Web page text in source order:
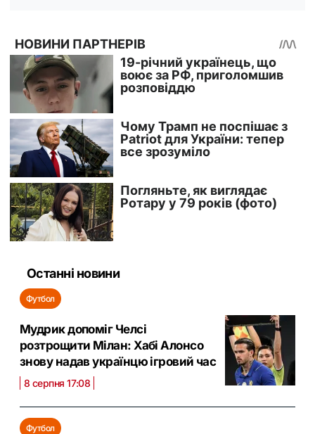
Останні новини
Футбол
Мудрик допоміг Челсі
розтрощити Мілан: Хабі Алонсо
знову надав українцю ігровий час
8 серпня 17:08
Футбол